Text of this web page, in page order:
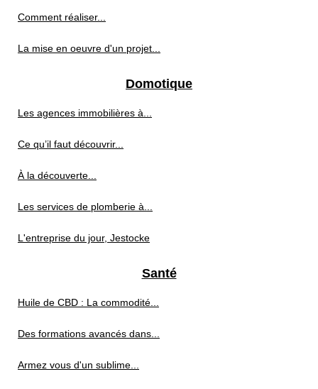
Comment réaliser...
La mise en oeuvre d'un projet...
Domotique
Les agences immobilières à...
Ce qu’il faut découvrir...
À la découverte...
Les services de plomberie à...
L'entreprise du jour, Jestocke
Santé
Huile de CBD : La commodité...
Des formations avancés dans...
Armez vous d'un sublime...